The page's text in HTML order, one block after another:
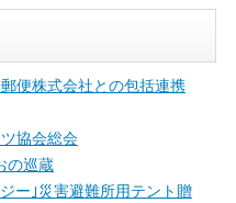
便株式会社との包括連携
協会総会
の巡蔵
ー｣災害避難所用テント贈